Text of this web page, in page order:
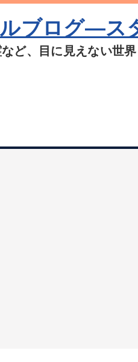
ブログ―ス
ど、目に見えない世